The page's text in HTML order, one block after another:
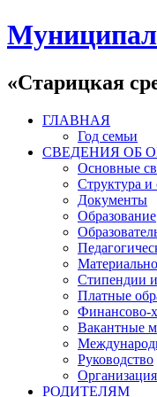
«Старицкая
ГЛАВНАЯ
Год семьи
СВЕДЕНИЯ ОБ
Основные
Структура и
Документы
Образование
Стипендии
Платные
Финансово-
Вакантные
Руководство
РОДИТЕЛЯМ